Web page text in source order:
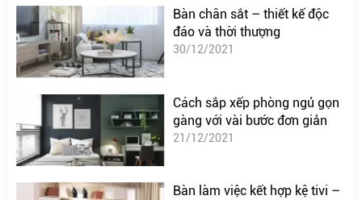
Bàn chân sắt – thiết kế độc
đáo và thời thượng
30/12/2021
Cách sắp xếp phòng ngủ gọn
gàng với vài bước đơn giản
21/12/2021
Bàn làm việc kết hợp kệ tivi –